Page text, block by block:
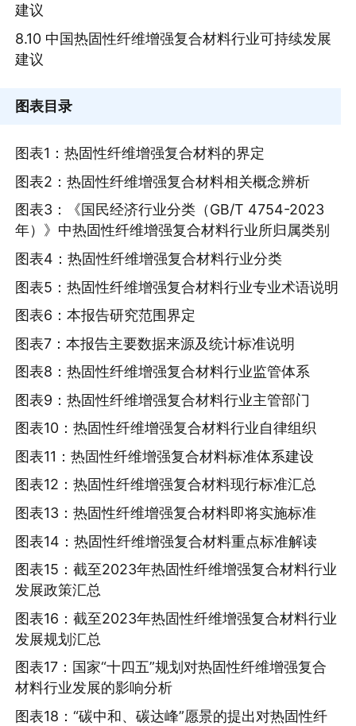
建议
8.10 中国热固性纤维增强复合材料行业可持续发展
建议
图表目录
图表1：热固性纤维增强复合材料的界定
图表2：热固性纤维增强复合材料相关概念辨析
图表3：《国民经济行业分类（GB/T 4754-2023
年）》中热固性纤维增强复合材料行业所归属类别
图表4：热固性纤维增强复合材料行业分类
图表5：热固性纤维增强复合材料行业专业术语说明
图表6：本报告研究范围界定
图表7：本报告主要数据来源及统计标准说明
图表8：热固性纤维增强复合材料行业监管体系
图表9：热固性纤维增强复合材料行业主管部门
图表10：热固性纤维增强复合材料行业自律组织
图表11：热固性纤维增强复合材料标准体系建设
图表12：热固性纤维增强复合材料现行标准汇总
图表13：热固性纤维增强复合材料即将实施标准
图表14：热固性纤维增强复合材料重点标准解读
图表15：截至2023年热固性纤维增强复合材料行业
发展政策汇总
图表16：截至2023年热固性纤维增强复合材料行业
发展规划汇总
图表17：国家“十四五”规划对热固性纤维增强复合
材料行业发展的影响分析
图表18：“碳中和、碳达峰”愿景的提出对热固性纤